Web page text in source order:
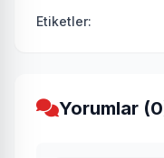
Etiketler:
Yorumlar